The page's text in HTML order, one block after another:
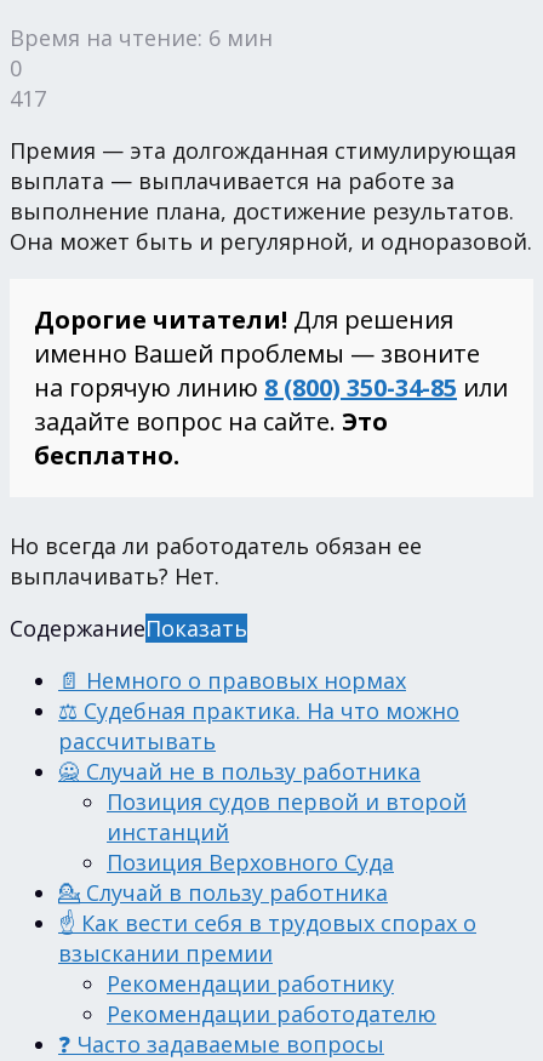
Время на чтение: 6 мин
0
417
Премия — эта долгожданная стимулирующая
выплата — выплачивается на работе за
выполнение плана, достижение результатов.
Она может быть и регулярной, и одноразовой.
Дорогие читатели! Для решения
именно Вашей проблемы — звоните
на горячую линию 8 (800) 350-34-85 или
задайте вопрос на сайте. Это
бесплатно.
Но всегда ли работодатель обязан ее
выплачивать? Нет.
СодержаниеПоказать
📄 Немного о правовых нормах
⚖ Судебная практика. На что можно
рассчитывать
🙅 Случай не в пользу работника
Позиция судов первой и второй
инстанций
Позиция Верховного Суда
💁 Случай в пользу работника
☝️ Как вести себя в трудовых спорах о
взыскании премии
Рекомендации работнику
Рекомендации работодателю
❓ Часто задаваемые вопросы